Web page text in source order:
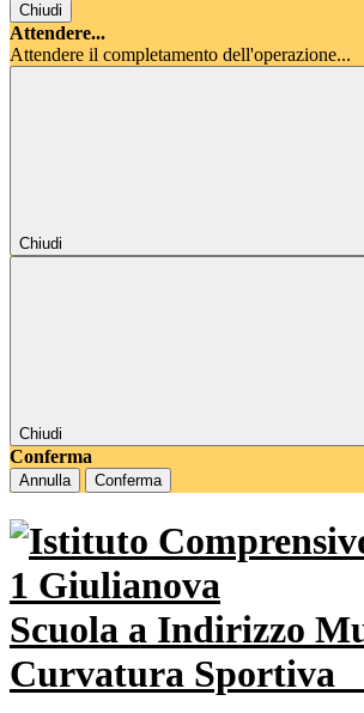
Chiudi
Attendere...
Attendere il completamento dell'operazione...
Chiudi
Chiudi
Conferma
Annulla Conferma
Scuola a Indirizzo
Curvatura Sportiva